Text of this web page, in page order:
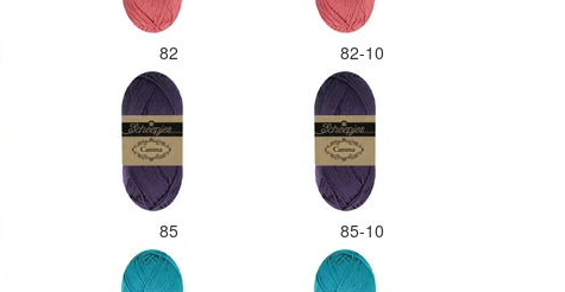
82 82-10
85 85-10